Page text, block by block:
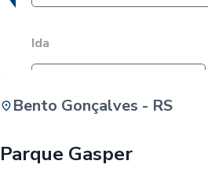
Ida
Bento Gonçalves - RS
Parque Gasper